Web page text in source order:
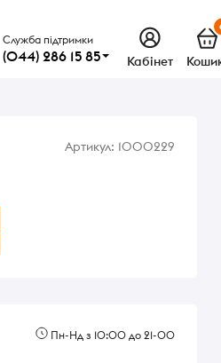
Служба підтримки
(044) 286 15 85 Кабінет
Артикул: 1000229
Пн-Нд з 10:00 до 21-00